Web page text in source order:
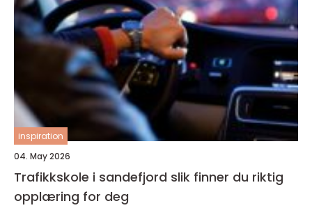
inspiration
04. May 2026
Trafikkskole i sandefjord slik finner du riktig
opplæring for deg